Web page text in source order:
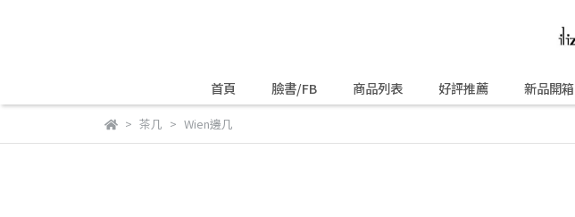
首頁 臉書/FB 商品列表 好評推薦 新品開箱
茶几 Wien邊几